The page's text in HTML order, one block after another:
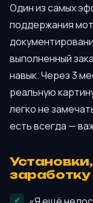
Один из самых
поддержания
выполненный
навык. Через 3
реальную
легко не
есть всегда —